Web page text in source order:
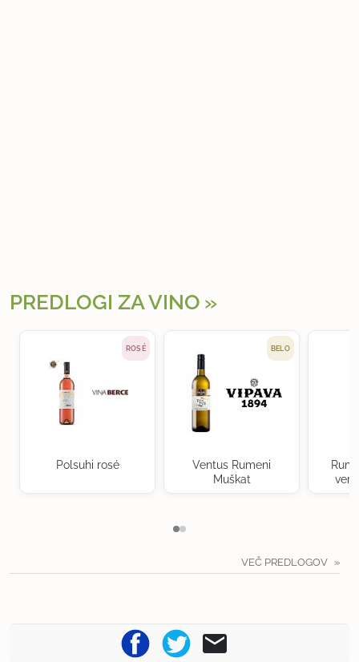
PREDLOGI ZA VINO
ROSÉ
Polsuhi rosé
BELO
Ventus Rumeni
Muškat
VEČ PREDLOGOV